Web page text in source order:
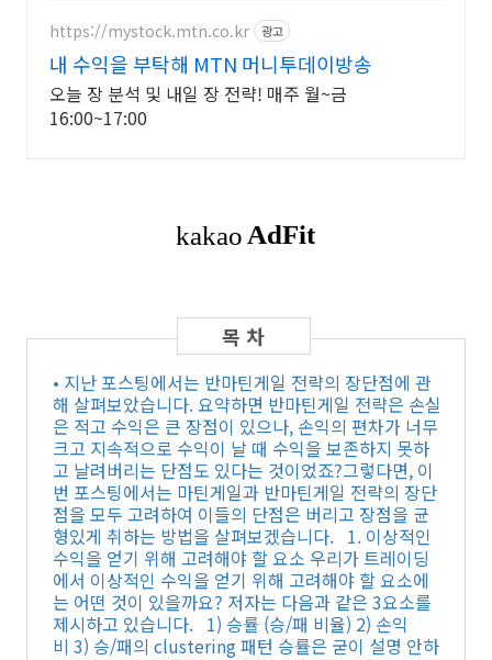
https://mystock.mtn.co.kr 광고
내 수익을 부탁해 MTN 머니투데이방송
오늘 장 분석 및 내일 장 전략! 매주 월~금
16:00~17:00
• 지난 포스팅에서는 반마틴게일 전략의 장단점에 관
해 살펴보았습니다. 요약하면 반마틴게일 전략은 손실
은 적고 수익은 큰 장점이 있으나, 손익의 편차가 너무
크고 지속적으로 수익이 날 때 수익을 보존하지 못하
고 날려버리는 단점도 있다는 것이었죠?그렇다면, 이
번 포스팅에서는 마틴게일과 반마틴게일 전략의 장단
점을 모두 고려하여 이들의 단점은 버리고 장점을 균
형있게 취하는 방법을 살펴보겠습니다. 1. 이상적인
수익을 얻기 위해 고려해야 할 요소 우리가 트레이딩
에서 이상적인 수익을 얻기 위해 고려해야 할 요소에
는 어떤 것이 있을까요? 저자는 다음과 같은 3요소를
제시하고 있습니다. 1) 승률 (승/패 비율) 2) 손익
비 3) 승/패의 clustering 패턴 승률은 굳이 설명 안하